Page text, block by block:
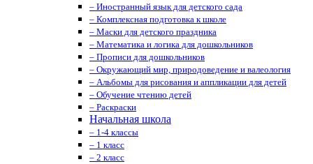
– Иностранный язык для детского сада
– Комплексная подготовка к школе
– Маски для детского праздника
– Математика и логика для дошкольников
– Прописи для дошкольников
– Окружающий мир, природоведение и валеология
– Альбомы для рисования и аппликации для детей
– Обучение чтению детей
– Раскраски
Начальная школа
– 1-4 классы
– 1 класс
– 2 класс